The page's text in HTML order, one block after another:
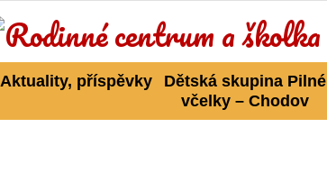
Aktuality, příspěvky
Dětská skupina Pilné
včelky – Chodov